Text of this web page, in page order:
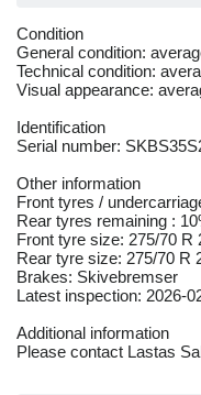
Condition
General condition:
Technical condition:
Visual appearance:
Identification
Serial number:
Other information
Front tyres /
Rear tyres remaining :
Front tyre size: 275/70 R
Rear tyre size: 275/70 R
Brakes: Skivebremser
Latest inspection: 2026-
Additional information
Please contact Lastas